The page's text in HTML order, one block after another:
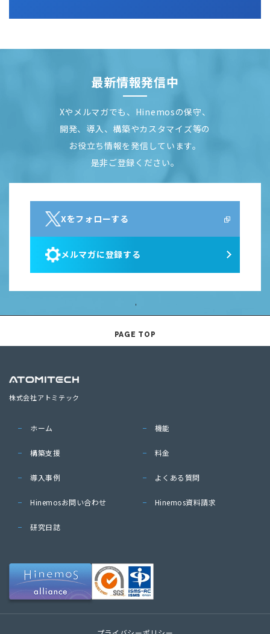
最新情報発信中
Xやメルマガでも、Hinemosの保守、
開発、導入、構築やカスタマイズ等の
お役立ち情報を発信しています。
是非ご登録ください。
Xをフォローする
メルマガに登録する
PAGE TOP
株式会社アトミテック
ホーム 機能
構築支援 料金
導入事例 よくある質問
Hinemosお問い合わせ Hinemos資料請求
研究日誌